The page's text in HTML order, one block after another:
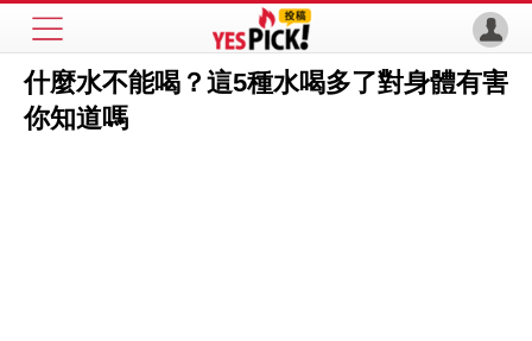
什麼水不能喝？這5種水喝多了對身體有害
你知道嗎